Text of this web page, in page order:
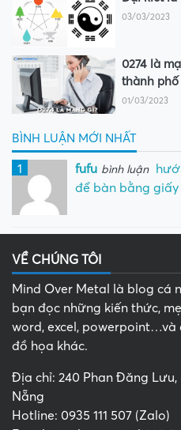
03/03/2023
0274 là
thành phố
01/03/2023
BÌNH LUẬN MỚI NHẤT
1 fufu bình luận
để bàn bằng
VỀ CHÚNG TÔI
Mind Over Metal là blog cá
bạn đọc những kiến thức,
word, excel, powerpoint…và
đồ họa khác.
Địa chỉ: 240 Phan Đăng Lưu,
Nẵng
Hotline: 0935 111 507 (Zalo)